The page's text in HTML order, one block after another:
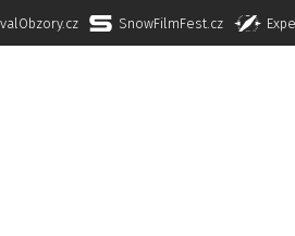
SnowFilmFest.cz